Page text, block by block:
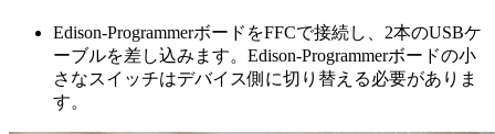
Edison-ProgrammerボードをFFCで接続し、2本のUSBケ
ーブルを差し込みます。Edison-Programmerボードの小
さなスイッチはデバイス側に切り替える必要がありま
す。